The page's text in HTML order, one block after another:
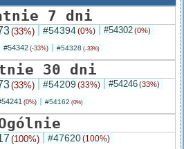
7 dni
(33%) #54394(0%) #54302(0%)
#54342 (-33%) #54328 (-33%)
30 dni
(33%) #54209 (33%) #54246(33%)
(0%) #54162 (0%)
(100%) #47620(100%)